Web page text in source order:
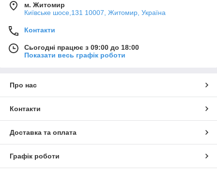
м. Житомир
Київське шосе,131 10007, Житомир, Україна
Контакти
Сьогодні працює з 09:00 до 18:00
Показати весь графік роботи
Про нас
Контакти
Доставка та оплата
Графік роботи